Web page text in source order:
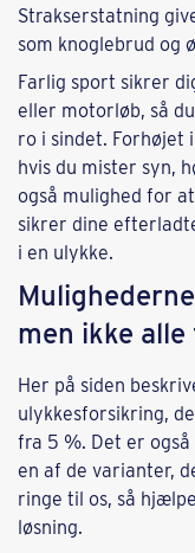
Strakserstatning
som knoglebrud og
Farlig sport sikrer
eller motorløb, så
ro i sindet. Forhøjet
hvis du mister syn,
også mulighed for
sikrer dine
i en ulykke.
men ikke
Her på siden
ulykkesforsikring,
fra 5 %. Det er også
en af de varianter,
ringe til os, så
løsning.